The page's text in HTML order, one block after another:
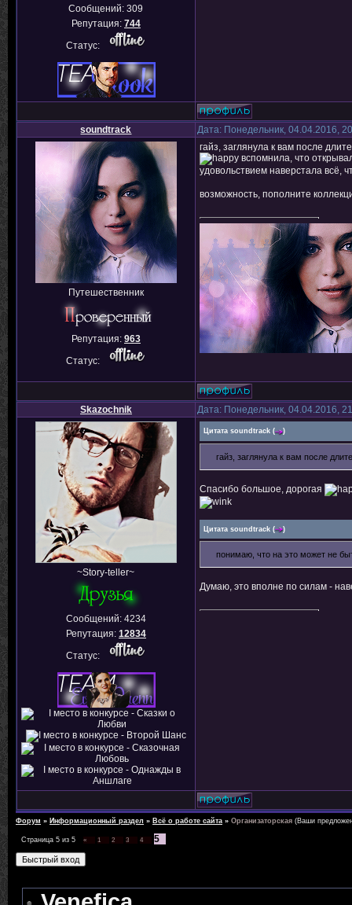
Сообщений:309
Репутация: 744
Статус:
soundtrack Дата: Понедельник, 04.04.2016,
Путешественник
Репутация: 963
Статус:
гайз, заглянула к вам после
вспомнила, что
удовольствием наверстала всё,
возможность, пополните
Skazochnik Дата: Понедельник, 04.04.2016,
~Story-teller~
Сообщений: 4234
Репутация: 12834
Статус:
Цитата soundtrack ( )
гайз, заглянула к вам после
Спасибо большое, дорогая
Цитата soundtrack ( )
понимаю, что на это может не
Думаю, это вполне по силам -
Форум » Информационный раздел » Всё о работе сайта » Организаторская (Ваши
Страница 5 из 5 « 1 2 3 4 5